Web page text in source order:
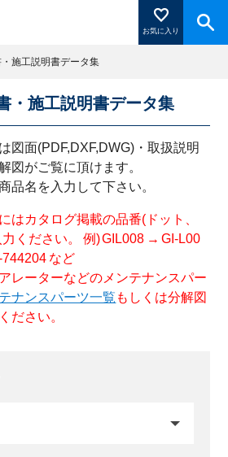
お気に入り
気に入り登録」を押すと登録した
ます。
施工説明書データ集
・施工説明書データ集
図面(PDF,DXF,DWG)・取扱説明
図がご覧に頂けます。
品名を入力して下さい。
はカタログ掲載の品番(ドット、
ください。 例) GIL008 → GI-L00
など
レーターなどのメンテナンスパー
ナンスパーツ一覧 もしくは分解図
ださい。